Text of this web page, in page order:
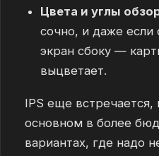
Цвета и углы
сочно, и даже
экран сбоку —
выцветает.
IPS еще
основном в более
вариантах, где надо